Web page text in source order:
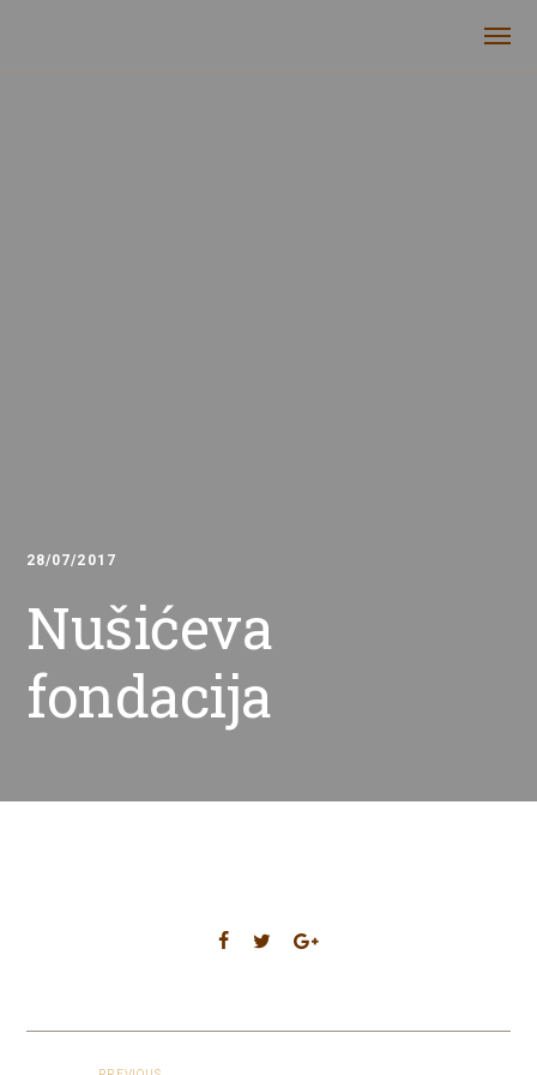
28/07/2017
Nušićeva
fondacija